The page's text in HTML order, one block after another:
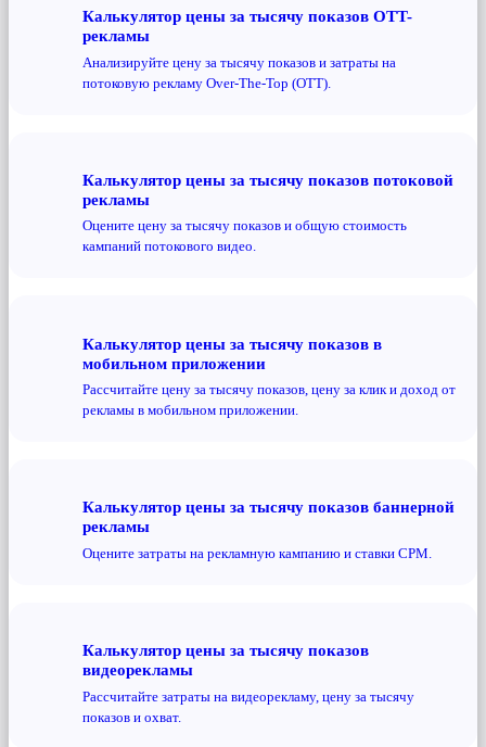
Калькулятор цены за тысячу показов OTT-
рекламы
Анализируйте цену за тысячу показов и затраты на
потоковую рекламу Over-The-Top (OTT).
Калькулятор цены за тысячу показов потоковой
рекламы
Оцените цену за тысячу показов и общую стоимость
кампаний потокового видео.
Калькулятор цены за тысячу показов в
мобильном приложении
Рассчитайте цену за тысячу показов, цену за клик и доход от
рекламы в мобильном приложении.
Калькулятор цены за тысячу показов баннерной
рекламы
Оцените затраты на рекламную кампанию и ставки CPM.
Калькулятор цены за тысячу показов
видеорекламы
Рассчитайте затраты на видеорекламу, цену за тысячу
показов и охват.